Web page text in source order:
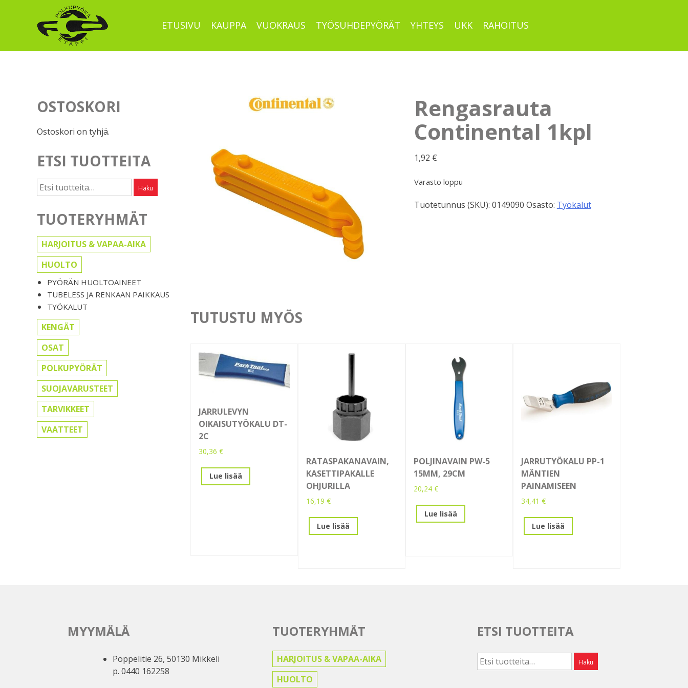
ETUSIVU KAUPPA VUOKRAUS TYÖSUHDEPYÖRÄT YHTEYS UKK RAHOITUS
OSTOSKORI
Ostoskori on tyhjä.
ETSI TUOTTEITA
Etsi: Haku
TUOTERYHMÄT
HARJOITUS & VAPAA-AIKA
HUOLTO
PYÖRÄN HUOLTOAINEET
TUBELESS JA RENKAAN PAIKKAUS
TYÖKALUT
KENGÄT
OSAT
POLKUPYÖRÄT
SUOJAVARUSTEET
TARVIKKEET
VAATTEET
Rengasrauta
Continental 1kpl
1,92 €
Varasto loppu
Tuotetunnus (SKU): 0149090 Osasto: Työkalut
TUTUSTU MYÖS
JARRULEVYN
OIKAISUTYÖKALU DT-
2C
30,36 €
Lue lisää
RATASPAKANAVAIN,
KASETTIPAKALLE
OHJURILLA
16,19 €
Lue lisää
POLJINAVAIN PW-5
15MM, 29CM
20,24 €
Lue lisää
JARRUTYÖKALU PP-1
MÄNTIEN
PAINAMISEEN
34,41 €
Lue lisää
MYYMÄLÄ
Poppelitie 26, 50130 Mikkeli
p. 0440 162258
TUOTERYHMÄT
HARJOITUS & VAPAA-AIKA
HUOLTO
ETSI TUOTTEITA
Etsi: Haku